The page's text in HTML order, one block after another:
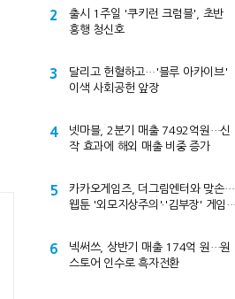
2
출시 1주일 '쿠키런 크럼블', 초반
흥행 청신호
3
달리고 헌혈하고…'블루 아카이브'
이색 사회공헌 앞장
4
넷마블, 2분기 매출 7492억원…신
작 효과에 해외 매출 비중 증가
5
카카오게임즈, 더그림엔터와 맞손…
웹툰 '외모지상주의'·'김부장' 게임
6
넥써쓰, 상반기 매출 174억 원…원
스토어 인수로 흑자전환